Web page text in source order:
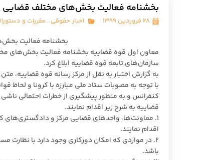
مذاکره، تنظیم و
ارائه خدمات
داوری
انجام کلیه مسائل
بخشنامه فعالیت بخش‌‎های مختلف قضایی به‎ منظور پیشگیری از شیوع کرونا
۲۸ فروردین ۱۳۹۹ اخبار حقوقی ، مقررات و
بخشنامه فعالیت بخش‌‎های مختلف قضایی به‎ منظور پیشگیری از شیوع کرونا
سازمان‌های تابعه قوه قضاییه ابلاغ کرد.
به گزارش اختبار به نقل از مرکز رسانه قوه
با توجه به مصوبات ستاد ملی مبارزه با کرونا و لحاظ
کنفرانس و به منظور پیشگیری از خطرات احتمالی
قضاییه به شرح زیر اقدام نمایند.
۱. معاونت‌ها، واحد‌های قضایی مرکز و دادگستری‌های
اقدام نمایند.
۲. در مواردی که امکان دورکاری وجود دارد با نظارت
باشد.